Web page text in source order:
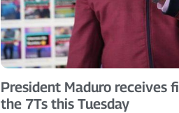
President Maduro receives
the 7Ts this Tuesday